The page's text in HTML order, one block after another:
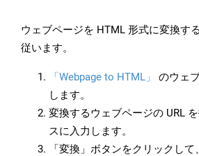
ウェブページを HTML 形式に変換す
従います。
「Webpage to HTML」
のウェ
します。
変換するウェブページの URL
スに入力します。
「変換」ボタンをクリックし